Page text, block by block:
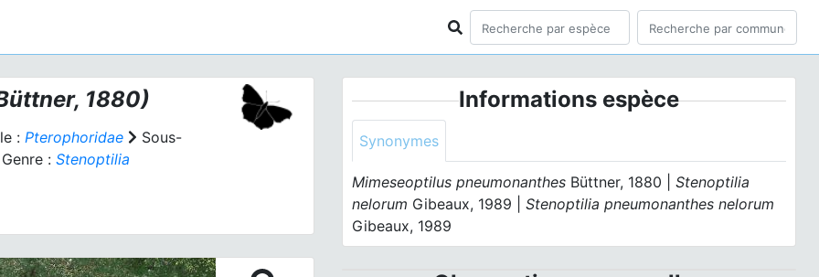
1880)
: Pterophoridae
Sous-
: Stenoptilia
Informations espèce
Synonymes
Mimeseoptilus pneumonanthes Büttner, 1880 |Stenoptilia
nelorum Gibeaux, 1989 |Stenoptilia pneumonanthes nelorum
Gibeaux, 1989